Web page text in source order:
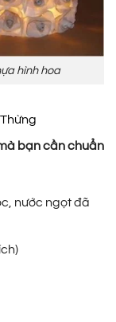
hình hoa
bạn cần chuẩn
nước ngọt đã